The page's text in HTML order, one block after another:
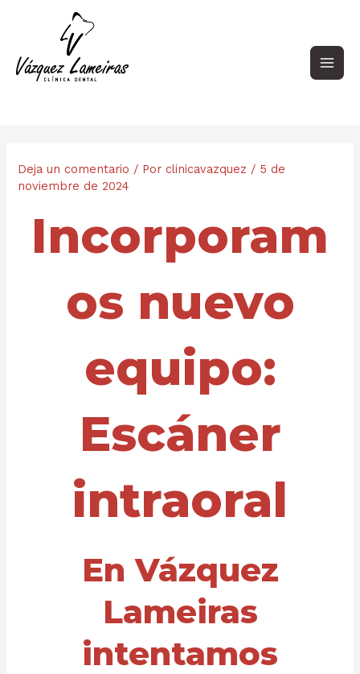
Deja un comentario / Porclinicavazquez / 5 de
noviembre de 2024
Incorporam
os nuevo
equipo:
Escáner
intraoral
En Vázquez
Lameiras
intentamos